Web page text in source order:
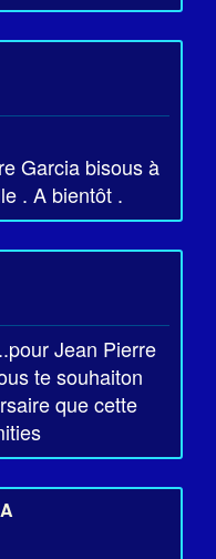
Garcia bisous à
. A bientôt .
Jean Pierre
te souhaiton
que cette